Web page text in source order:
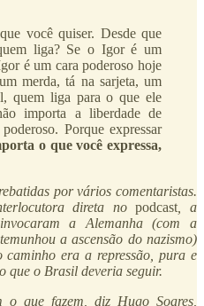
você quiser. Desde que
liga? Se o Igor é um
é um cara poderoso hoje
merda, tá na sarjeta, um
quem liga para o que ele
importa a liberdade de
Porque expressar
o que você expressa,
por vários comentaristas.
direta nopodcast , a
a Alemanha (com a
a ascensão do nazismo)
caminho era a repressão, pura e
que o Brasil deveria seguir.
o que fazem, diz Hugo Soares,